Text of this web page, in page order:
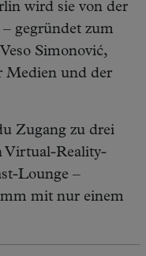
wird sie von der
gegründet zum
Simonović,
Medien und der
Zugang zu drei
Virtual-Reality-
Lounge –
mit nur einem